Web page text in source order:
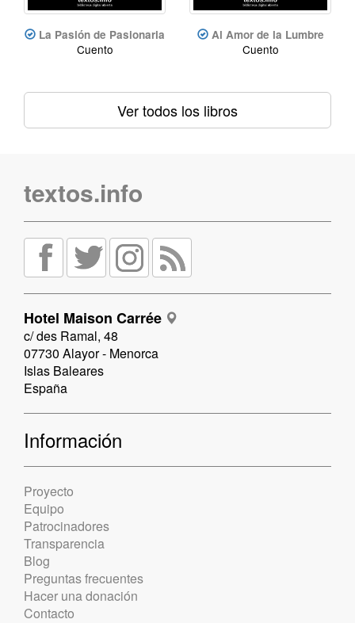
La Pasión de Pasionaria
Cuento
Al Amor de la Lumbre
Cuento
Ver todos los libros
textos.info
Hotel Maison Carrée
c/ des Ramal, 48
07730 Alayor - Menorca
Islas Baleares
España
Información
Proyecto
Equipo
Patrocinadores
Transparencia
Blog
Preguntas frecuentes
Hacer una donación
Contacto